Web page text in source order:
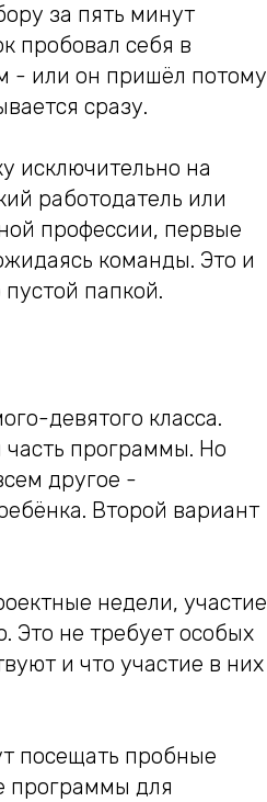
за пять минут
пробовал себя в
- или он пришёл потому
сразу.
исключительно на
работодатель или
профессии, первые
команды. Это и
папкой.
девятого класса.
программы. Но
другое -
Второй вариант
недели, участие
Это не требует особых
и что участие в них
посещать пробные
программы для